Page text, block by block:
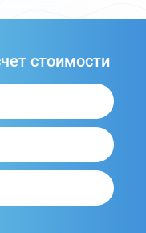
стоимости